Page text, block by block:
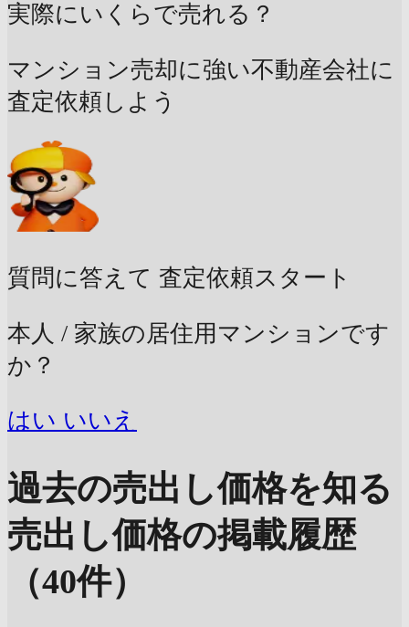
実際にいくらで売れる？
マンション売却に強い不動産会社に
査定依頼しよう
質問に答えて 査定依頼スタート
本人 / 家族の居住用マンションです
か？
はい いいえ
過去の売出し価格を知る
売出し価格の掲載履歴
（40件）